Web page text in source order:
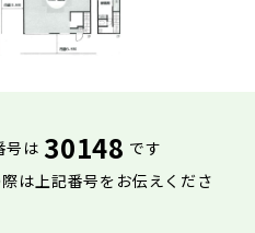
号は 30148 です
は上記番号をお伝えくださ